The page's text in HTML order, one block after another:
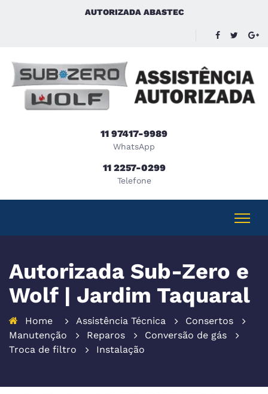
AUTORIZADA ABASTEC
11 97417-9989
WhatsApp
11 2257-0299
Telefone
Autorizada Sub-Zero e
Wolf | Jardim Taquaral
Home Assistência Técnica
Consertos
Manutenção
Reparos
Conversão de gás
Troca de filtro
Instalação